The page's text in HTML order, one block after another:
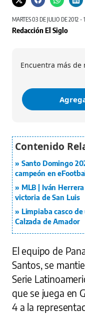
MARTES 03 DE JULIO DE 2012 -
Redacción El Siglo
Encuentra más
Santo Domingo
campeón en eFootball
MLB | Iván
victoria de San Luis
Limpiaba casco
Calzada de Amador
El equipo de
Santos, se
Serie
que se juega en
4 a la